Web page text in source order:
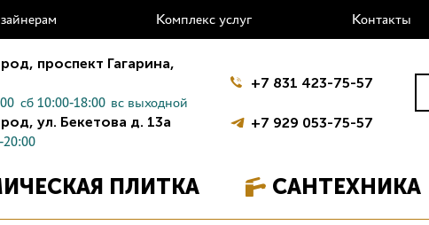
Комплекс услуг Контакты
проспект Гагарина,
сб 10:00-18:00 вс выходной
ул. Бекетова д. 13а
20:00
+7 831 423-75-57
+7 929 053-75-57
ПЛИТКА САНТЕХНИКА